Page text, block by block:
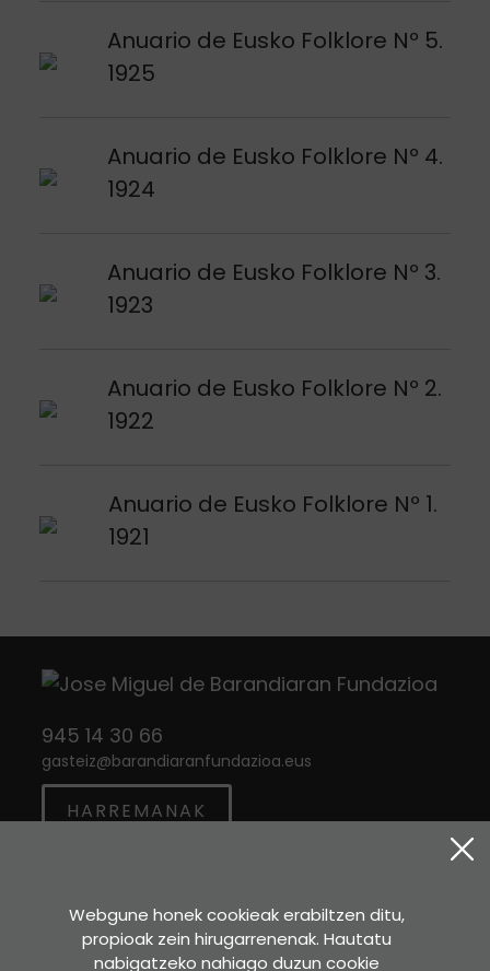
Anuario de Eusko Folklore Nº 5.
1925
Argitalpena ikusi
Anuario de Eusko Folklore Nº 4.
1924
Argitalpena ikusi
Anuario de Eusko Folklore Nº 3.
1923
Argitalpena ikusi
Anuario de Eusko Folklore Nº 2.
1922
Argitalpena ikusi
Anuario de Eusko Folklore Nº 1.
1921
Argitalpena ikusi
945 14 30 66
gasteiz@barandiaranfundazioa.eus
HARREMANAK
Sara Etxea
Webgune honek cookieak erabiltzen ditu,
propioak zein hirugarrenenak. Hautatu
nabigatzeko nahiago duzun cookie